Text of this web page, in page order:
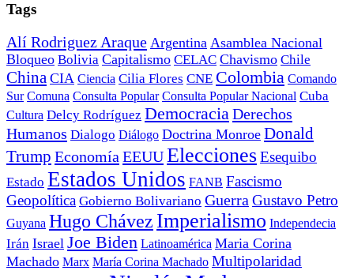
Tags
Alí Rodriguez Araque Argentina Asamblea Nacional
Bloqueo Bolivia Capitalismo CELAC Chavismo Chile
China CIA Ciencia Cilia Flores CNE Colombia Comando
Sur Comuna Consulta Popular Consulta Popular Nacional Cuba
Cultura Delcy Rodríguez DemocraciaDerechos
Humanos Dialogo Diálogo Doctrina Monroe Donald
Trump Economía EEUUEleccionesEsequibo
Estado Estados Unidos FANB Fascismo
Geopolítica Gobierno Bolivariano Guerra Gustavo Petro
Guyana Hugo Chávez Imperialismo Independecia
Irán Israel Joe Biden Latinoamérica Maria Corina
Machado Marx María Corina Machado Multipolaridad